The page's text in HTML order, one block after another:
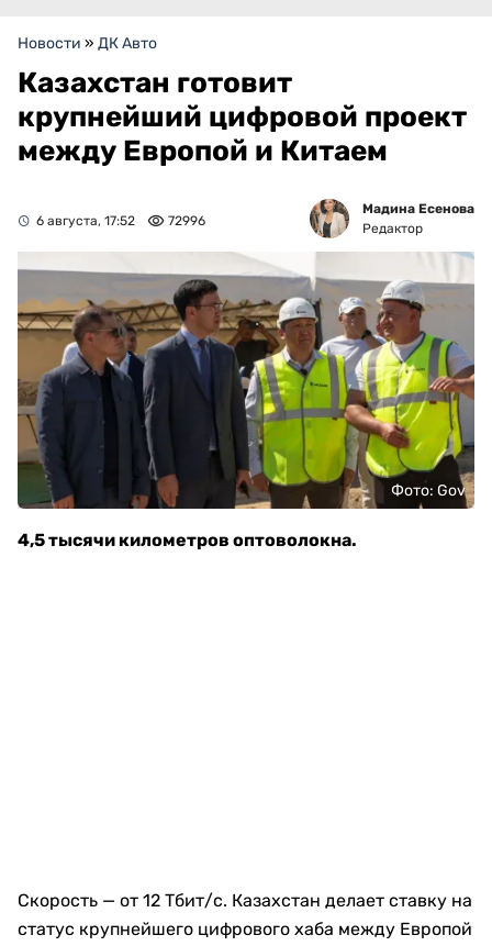
Новости » ДК Авто
Казахстан готовит
крупнейший цифровой проект
между Европой и Китаем
6 августа, 17:52 72996
Мадина Есенова
Редактор
Фото: Gov
4,5 тысячи километров оптоволокна.
Скорость — от 12 Тбит/с. Казахстан делает ставку на
статус крупнейшего цифрового хаба между Европой